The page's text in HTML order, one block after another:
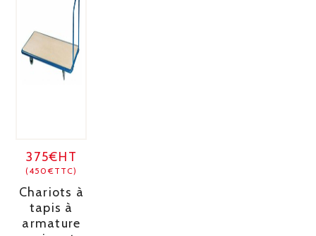
375€HT
(450€TTC)
Chariots à
tapis à
armature